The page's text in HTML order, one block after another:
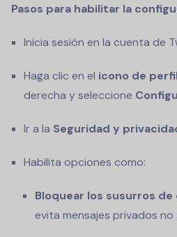
Pasos para habilitar la
Inicia sesión en la cuenta de
Haga clic en el icono de perfil
derecha y seleccione
Ir a la Seguridad y
Habilita opciones como:
Bloquear los susurros
evita mensajes privados